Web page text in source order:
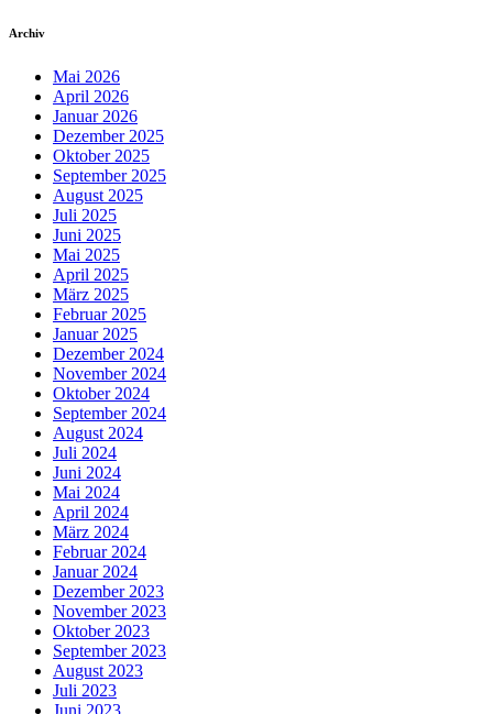
Archiv
Mai 2026
April 2026
Januar 2026
Dezember 2025
Oktober 2025
September 2025
August 2025
Juli 2025
Juni 2025
Mai 2025
April 2025
März 2025
Februar 2025
Januar 2025
Dezember 2024
November 2024
Oktober 2024
September 2024
August 2024
Juli 2024
Juni 2024
Mai 2024
April 2024
März 2024
Februar 2024
Januar 2024
Dezember 2023
November 2023
Oktober 2023
September 2023
August 2023
Juli 2023